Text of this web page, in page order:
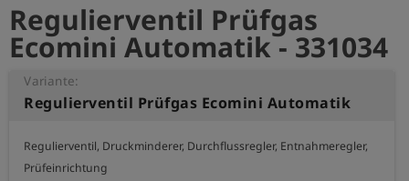
Regulierventil Prüfgas
Ecomini Automatik - 331034
Variante:
Regulierventil Prüfgas Ecomini Automatik
Regulierventil, Druckminderer, Durchflussregler, Entnahmeregler,
Prüfeinrichtung